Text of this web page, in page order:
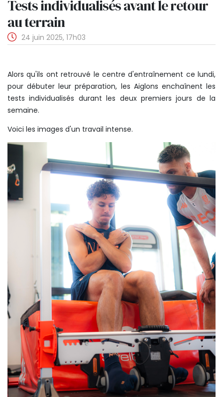
Tests individualisés avant le retour
au terrain
24 juin 2025, 17h03
Alors qu'ils ont retrouvé le centre d'entraînement ce lundi,
pour débuter leur préparation, les Aiglons enchaînent les
tests individualisés durant les deux premiers jours de la
semaine.
Voici les images d'un travail intense.